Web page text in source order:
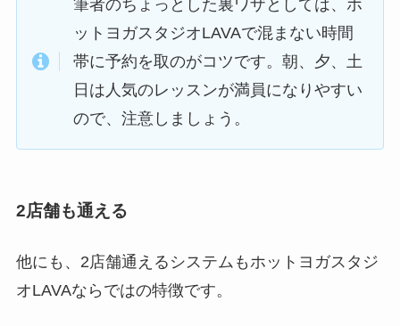
筆者のちょっとした裏ワザとしては、ホ
ットヨガスタジオLAVAで混まない時間
帯に予約を取のがコツです。朝、夕、土
日は人気のレッスンが満員になりやすい
ので、注意しましょう。
2店舗も通える
他にも、2店舗通えるシステムもホットヨガスタジ
オLAVAならではの特徴です。